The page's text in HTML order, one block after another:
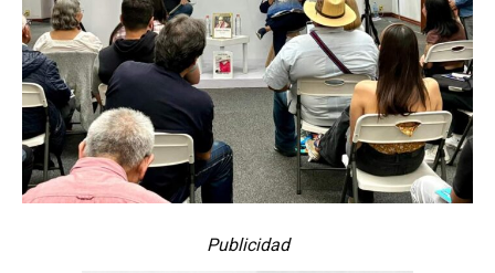
Publicidad